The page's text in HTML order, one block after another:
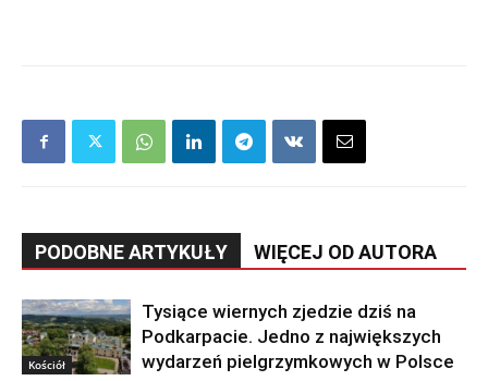
PODOBNE ARTYKUŁY WIĘCEJ OD AUTORA
Kościół
Tysiące wiernych zjedzie dziś na
Podkarpacie. Jedno z największych
wydarzeń pielgrzymkowych w Polsce